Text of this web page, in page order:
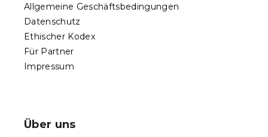
Allgemeine Geschäftsbedingungen
Datenschutz
Ethischer Kodex
Für Partner
Impressum
Über uns